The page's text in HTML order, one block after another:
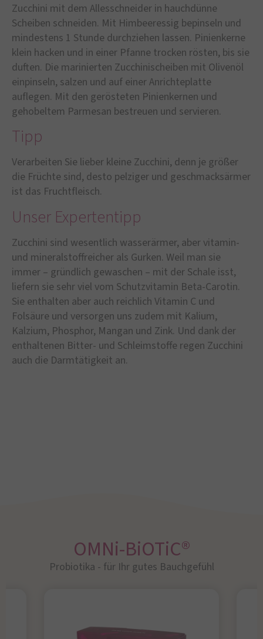
Zucchini mit dem Allesschneider in hauchdünne
Scheiben schneiden. Mit Himbeeressig bepinseln und
mindestens 1 Stunde durchziehen lassen. Pinienkerne
klein hacken und in einer Pfanne trocken rösten, bis sie
duften. Die marinierten Zucchinischeiben mit Olivenöl
einpinseln, salzen und auf einer Anrichteplatte
auflegen. Mit den gerösteten Pinienkernen und
gehobeltem Parmesan bestreuen und servieren.
Tipp
Verarbeiten Sie lieber kleine Zucchini, denn je größer
die Früchte sind, desto pelziger und geschmacksärmer
ist das Fruchtfleisch.
Unser Expertentipp
Zucchini sind wesentlich wasserärmer, aber vitamin-
und mineralstoffreicher als Gurken. Weil man sie
immer – gründlich gewaschen – mit der Schale isst,
liefern sie sehr viel vom Schutzvitamin Beta-Carotin.
Sie enthalten aber auch reichlich Vitamin C und
Folsäure und versorgen uns zudem mit Kalium,
Kalzium, Phosphor, Mangan und Zink. Und dank der
enthaltenen Bitter- und Schleimstoffe regen Zucchini
auch die Darmtätigkeit an.
OMNi-BiOTiC®
Probiotika - für Ihr gutes Bauchgefühl​